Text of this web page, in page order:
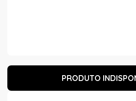
PRODUTO